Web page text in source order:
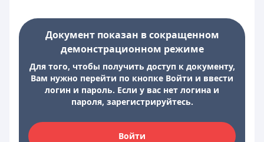
Документ показан в сокращенном
демонстрационном режиме
Для того, чтобы получить доступ к документу,
Вам нужно перейти по кнопке Войти и ввести
логин и пароль. Если у вас нет логина и
пароля, зарегистрируйтесь.
Войти